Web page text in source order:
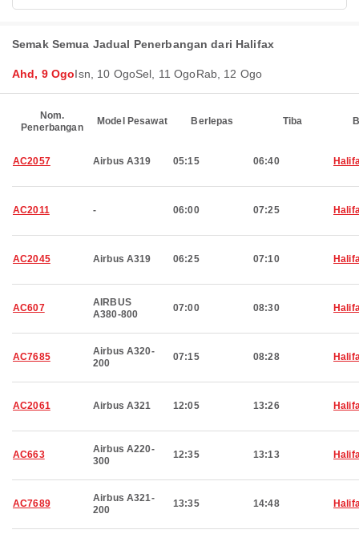
Semak Semua Jadual Penerbangan dari Halifax
Ahd, 9 OgoIsn, 10 OgoSel, 11 OgoRab, 12 Ogo
Nom.
Penerbangan
Model Pesawat Berlepas Tiba
AC2057 Airbus A319 05:15 06:40
AC2011 - 06:00 07:25
AC2045 Airbus A319 06:25 07:10
AC607
AIRBUS
A380-800
07:00 08:30
AC7685
Airbus A320-
200
07:15 08:28
AC2061 Airbus A321 12:05 13:26
AC663
Airbus A220-
300
12:35 13:13
AC7689
Airbus A321-
200
13:35 14:48